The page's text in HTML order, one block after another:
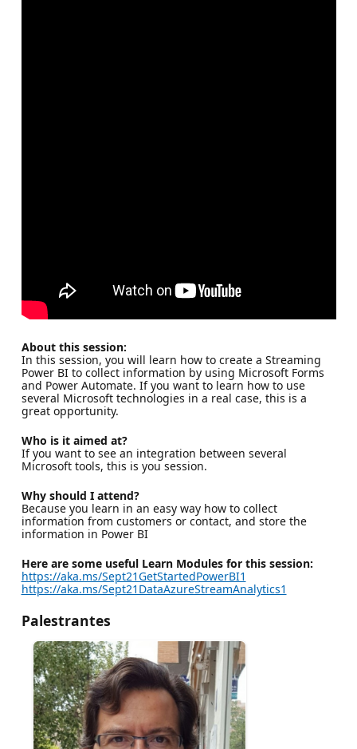
About this session:
In this session, you will learn how to create a Streaming
Power BI to collect information by using Microsoft Forms
and Power Automate. If you want to learn how to use
several Microsoft technologies in a real case, this is a
great opportunity.
Who is it aimed at?
If you want to see an integration between several
Microsoft tools, this is you session.
Why should I attend?
Because you learn in an easy way how to collect
information from customers or contact, and store the
information in Power BI
Here are some useful Learn Modules for this session:
https://aka.ms/Sept21GetStartedPowerBI1
https://aka.ms/Sept21DataAzureStreamAnalytics1
Palestrantes